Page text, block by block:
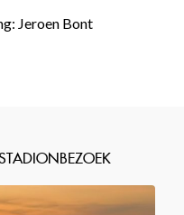
Jeroen Bont